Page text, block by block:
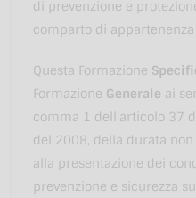
di prevenzione e
comparto di appartenenza
Questa Formazione
Formazione Generale ai
comma 1 dell'articolo 37
del 2008, della durata
alla presentazione dei
prevenzione e sicurezza